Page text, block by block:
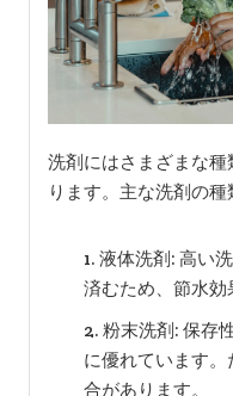
洗剤にはさまざまな
ります。主な洗剤の種
液体洗剤: 高い
済むため、節水効
粉末洗剤: 保存
に優れています
合があります。